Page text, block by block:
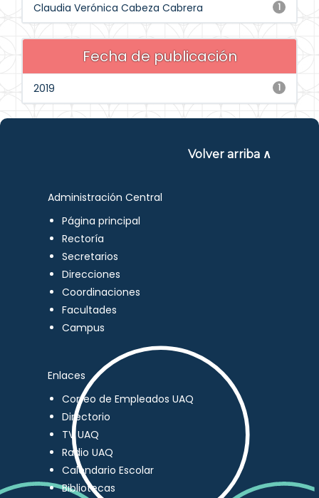
1
Claudia Verónica Cabeza Cabrera
Fecha de publicación
1
2019
Volver arriba ∧
Administración Central
Página principal
Rectoría
Secretarios
Direcciones
Coordinaciones
Facultades
Campus
Enlaces
Correo de Empleados UAQ
Directorio
TV UAQ
Radio UAQ
Calendario Escolar
Bibliotecas